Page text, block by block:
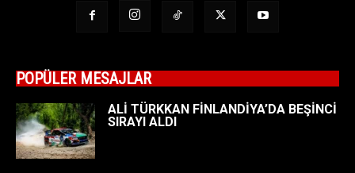
POPÜLER MESAJLAR
ALİ TÜRKKAN FİNLANDİYA’DA BEŞİNCİ
SIRAYI ALDI